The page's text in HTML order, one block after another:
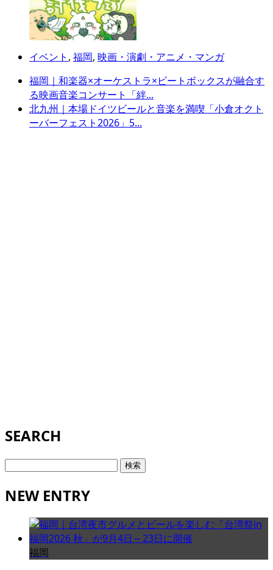
イベント , 福岡, 映画・演劇・アニメ・マンガ
福岡｜和楽器×オーケストラ×ビートボックスが融合す
る映画音楽コンサート「絆...
北九州｜本場ドイツビールと音楽を満喫「小倉オクト
ーバーフェスト2026」5...
SEARCH
検
NEW ENTRY
福岡